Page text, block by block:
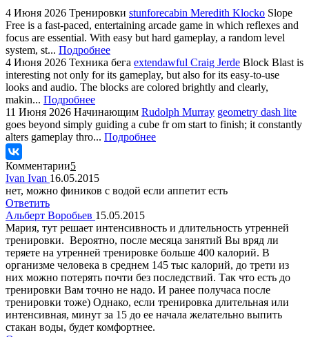
4 Июня 2026 Тренировки stunforecabin Meredith Klocko Slope
Free is a fast-paced, entertaining arcade game in which reflexes and
focus are essential. With easy but hard gameplay, a random level
system, st... Подробнее
4 Июня 2026 Техника бега extendawful Craig Jerde Block Blast is
interesting not only for its gameplay, but also for its easy-to-use
looks and audio. The blocks are colored brightly and clearly,
makin... Подробнее
11 Июня 2026 Начинающим Rudolph Murray geometry dash lite
goes beyond simply guiding a cube fr om start to finish; it constantly
alters gameplay thro... Подробнее
Комментарии5
Ivan Ivan 16.05.2015
нет, можно фиников с водой если аппетит есть
Ответить
Альберт Воробьев 15.05.2015
Мария, тут решает интенсивность и длительность утренней
тренировки. Вероятно, после месяца занятий Вы вряд ли
теряете на утренней тренировке больше 400 калорий. В
организме человека в среднем 145 тыс калорий, до трети из
них можно потерять почти без последствий. Так что есть до
тренировки Вам точно не надо. И ранее получаса после
тренировки тоже) Однако, если тренировка длительная или
интенсивная, минут за 15 до ее начала желательно выпить
стакан воды, будет комфортнее.